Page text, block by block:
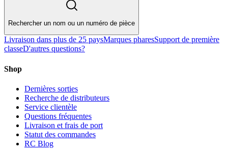
Rechercher un nom ou un numéro de pièce
Livraison dans plus de 25 paysMarques pharesSupport de première
classeD'autres questions?
Shop
Dernières sorties
Recherche de distributeurs
Service clientèle
Questions fréquentes
Livraison et frais de port
Statut des commandes
RC Blog